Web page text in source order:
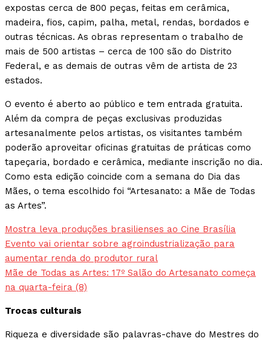
expostas cerca de 800 peças, feitas em cerâmica,
madeira, fios, capim, palha, metal, rendas, bordados e
outras técnicas. As obras representam o trabalho de
mais de 500 artistas – cerca de 100 são do Distrito
Federal, e as demais de outras vêm de artista de 23
estados.
O evento é aberto ao público e tem entrada gratuita.
Além da compra de peças exclusivas produzidas
artesanalmente pelos artistas, os visitantes também
poderão aproveitar oficinas gratuitas de práticas como
tapeçaria, bordado e cerâmica, mediante inscrição no dia.
Como esta edição coincide com a semana do Dia das
Mães, o tema escolhido foi “Artesanato: a Mãe de Todas
as Artes”.
Mostra leva produções brasilienses ao Cine Brasília
Evento vai orientar sobre agroindustrialização para
aumentar renda do produtor rural
Mãe de Todas as Artes: 17º Salão do Artesanato começa
na quarta-feira (8)
Trocas culturais
Riqueza e diversidade são palavras-chave do Mestres do